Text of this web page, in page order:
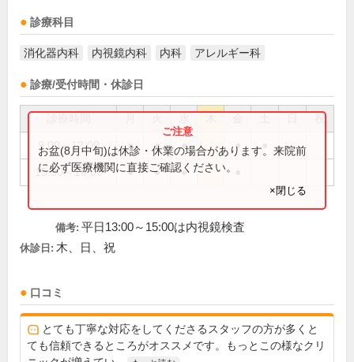
診療科目
消化器内科 内視鏡内科 内科 アレルギー科
診療/受付時間・休診日
祝
9:00～12:00 ● ● ● ●
15:30～18:00 ● ● ●
お盆(8月中旬)は休診・休業の場合があります。来院前
に必ず医療機関に直接ご確認ください。
×閉じる
備考: 平日13:00～15:00は内視鏡検査
休診日: 木、日、祝
口コミ
とても丁寧な対応をしてくださるスタッフの方が多くと
ても信頼できるところがオススメです。もっとこの様なクリ